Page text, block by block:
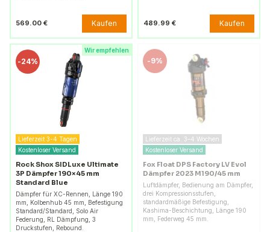
569.00 € Kaufen 489.99 € Kaufen
Wir empfehlen
-24%
Lieferzeit 3-4 Tagen
Kostenloser Versand
Rock Shox SIDLuxe Ultimate
3P Dämpfer 190×45 mm
Standard Blue
Dämpfer für XC-Rennen, Länge 190
mm, Kolbenhub 45 mm, Befestigung
Standard/Standard, Solo Air
Federung, RL Dämpfung, 3
Druckstufen, Rebound.
-9%
Lieferzeit ca. 3–4 Wochen
Kostenloser Versand
Fox Float DPS Factory LV Evol
Dämpfer 2023 M190/45 mm
Luftdämpfer, Bedienung am Dämpfer,
drei Kompressionsstufen,
standardmäßige Befestigung,
Kashima-Beschichtung, Länge 190
mm, Federweg 45 mm.